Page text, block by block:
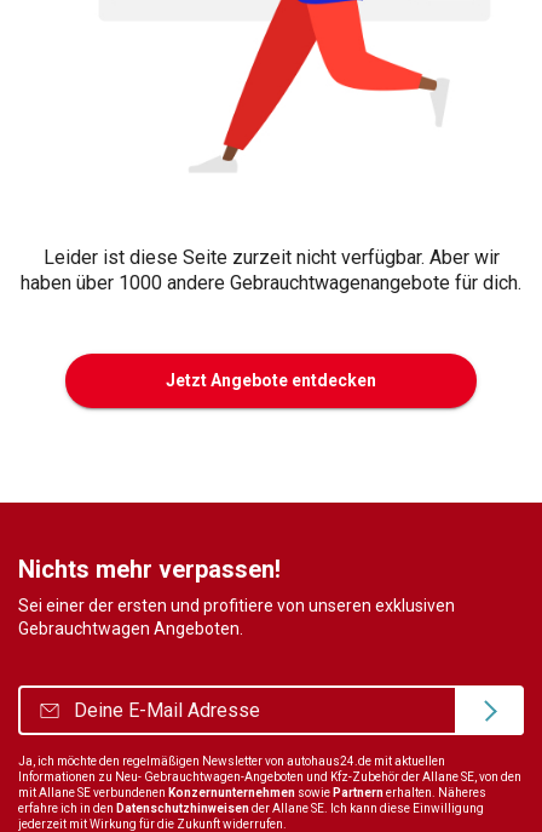
Leider ist diese Seite zurzeit nicht verfügbar. Aber wir
haben über 1000 andere Gebrauchtwagenangebote für dich.
Jetzt Angebote entdecken
Nichts mehr verpassen!
Sei einer der ersten und profitiere von unseren exklusiven
Gebrauchtwagen Angeboten.
Ja, ich möchte den regelmäßigen Newsletter von autohaus24.de mit aktuellen
Informationen zu Neu- Gebrauchtwagen-Angeboten und Kfz-Zubehör der Allane SE, von den
mit Allane SE verbundenen Konzernunternehmen sowie Partnernerhalten. Näheres
erfahre ich in den Datenschutzhinweisender Allane SE. Ich kann diese Einwilligung
jederzeit mit Wirkung für die Zukunft widerrufen.